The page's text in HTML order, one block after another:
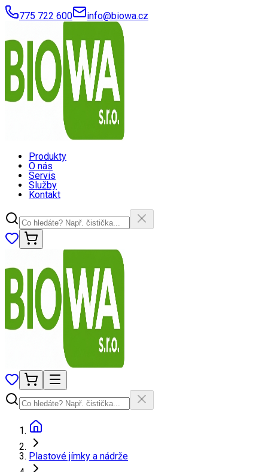
775 722 600 info@biowa.cz
Produkty
O nás
Servis
Služby
Kontakt
Plastové jímky a nádrže